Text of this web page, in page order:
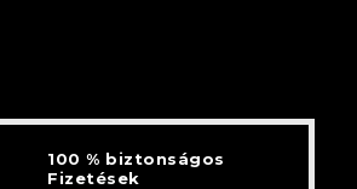
100 % biztonságos
Fizetések